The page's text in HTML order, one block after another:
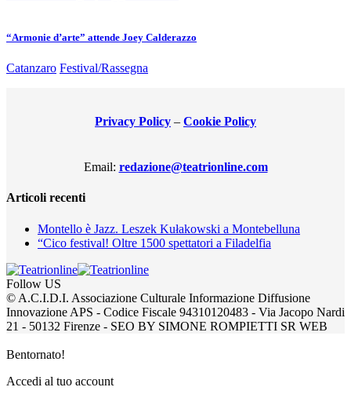
“Armonie d’arte” attende Joey Calderazzo
Catanzaro Festival/Rassegna
Privacy Policy – Cookie Policy
Email: redazione@teatrionline.com
Articoli recenti
Montello è Jazz. Leszek Kułakowski a Montebelluna
“Cico festival! Oltre 1500 spettatori a Filadelfia
Follow US
© A.C.I.D.I. Associazione Culturale Informazione Diffusione
Innovazione APS - Codice Fiscale 94310120483 - Via Jacopo Nardi
21 - 50132 Firenze - SEO BY SIMONE ROMPIETTI SR WEB
Bentornato!
Accedi al tuo account